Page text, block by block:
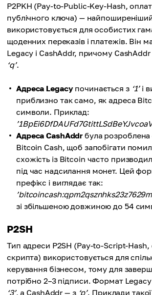
P2PKH (Pay-to-Public-Key-Hash,
публічного ключа) —
використовується для особистих
щоденних переказів і платежів. Він
Legacy і CashAddr, причому
‘q’.
Адреса Legacyпочинається з ‘1’і
приблизно так само, як адреса
символи. Приклад:
Адреса CashAddr була розроблена
Bitcoin Cash, щоб запобігати
схожість із Bitcoin часто
під час надсилання монет. Цей
префікс і виглядає так:
зі збільшеною довжиною до 54
P2SH
Тип адреси P2SH (Pay-to-Script-Hash,
скрипта) використовується для
керування бізнесом, тому для
потрібно 2–3 підписи. Формат
‘3’, а CashAddr — з ‘p’. Приклади